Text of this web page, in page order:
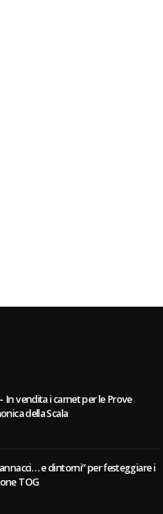
In vendita i carnet per le Prove
della Scala
e dintorni” per festeggiare i
TOG